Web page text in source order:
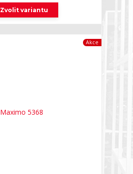
Zvolit variantu
Akce